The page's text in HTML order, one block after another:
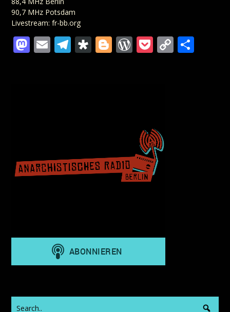
90,7 MHz Potsdam
Livestream: fr-bb.org
Mastodon
EmailTelegram
Diaspora
Blogger
WordPress
Pocket
Copy